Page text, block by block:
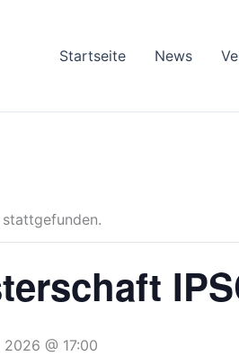
Startseite News
2026 @ 17:00